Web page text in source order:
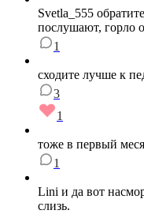
Svetla_555
послушают, горло
1
сходите лучше к
3
1
тоже в первый
1
Lini и да вот
слизь.